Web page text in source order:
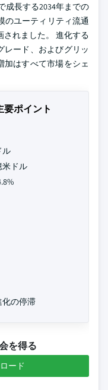
成長する2034年までの
のユーティリティ流通
されました。 進化する
レード、およびグリッ
加はすべて市場をシェ
ポイント
ル
米ドル
化の停滞
を得る
ード